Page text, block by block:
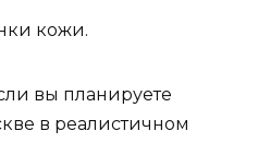
кожи.
вы планируете
в реалистичном